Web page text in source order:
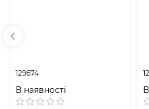
129674
В наявності